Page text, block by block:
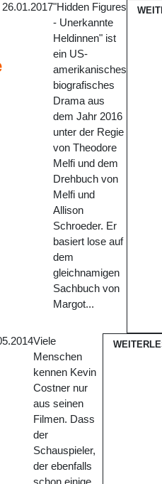
26.01.2017"Hidden Figures
- Unerkannte
Heldinnen" ist
ein US-
amerikanisches
biografisches
Drama aus
dem Jahr 2016
unter der Regie
von Theodore
Melfi und dem
Drehbuch von
Melfi und
Allison
Schroeder. Er
basiert lose auf
dem
gleichnamigen
Sachbuch von
Margot...
Viele
Menschen
kennen Kevin
Costner nur
aus seinen
Filmen. Dass
der
Schauspieler,
der ebenfalls